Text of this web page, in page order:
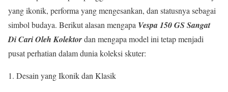
yang ikonik, performa yang mengesankan, dan statusnya sebagai
simbol budaya. Berikut alasan mengapa Vespa 150 GS Sangat
Di Cari Oleh Kolektordan mengapa model ini tetap menjadi
pusat perhatian dalam dunia koleksi skuter:
1. Desain yang Ikonik dan Klasik